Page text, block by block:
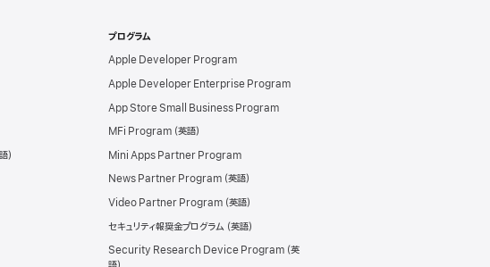
プログラム
Apple Developer Program
Apple Developer Enterprise Program
App Store Small Business Program
MFi Program
Mini Apps Partner Program
News Partner Program
Video Partner Program
セキュリティ報奨金プログラム
Security Research Device Program